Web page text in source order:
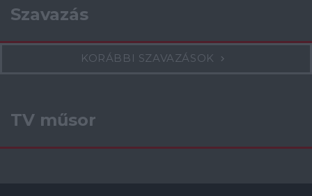
Szavazás
KORÁBBI SZAVAZÁSOK
TV műsor